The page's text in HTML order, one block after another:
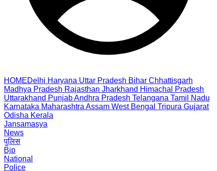
HOMEDelhi Haryana Uttar Pradesh Bihar Chhattisgarh
Madhya Pradesh Rajasthan Jharkhand Himachal Pradesh
Uttarakhand PunjabAndhra Pradesh Telangana Tamil Nadu
Karnataka Maharashtra Assam West Bengal Tripura Gujarat
Odisha Kerala
Jansamasya
News
पुलिस
Bjp
National
Police